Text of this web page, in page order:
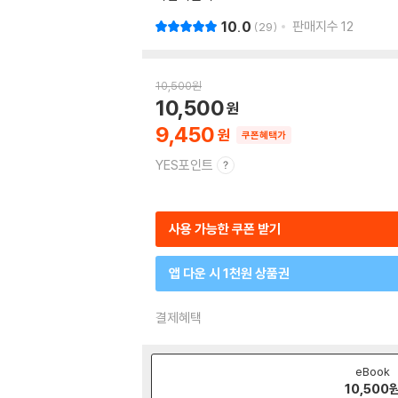
10.0 29 판매지수 12
10,500원
9,450
10,500
쿠폰혜택가
YES포인트
사용 가능한 쿠폰 받기
앱 다운 시 1천원 상품권
결제혜택
eBook
10,500